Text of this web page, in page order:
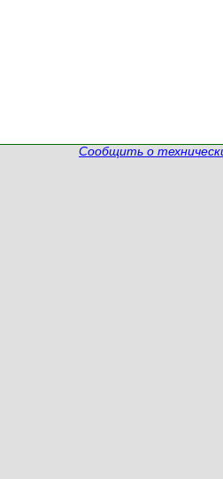
Сообщить о